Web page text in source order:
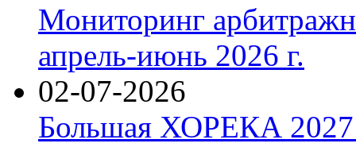
Мониторинг
апрель-июнь 2026 г.
02-07-2026
Большая ХОРЕКА 2027: